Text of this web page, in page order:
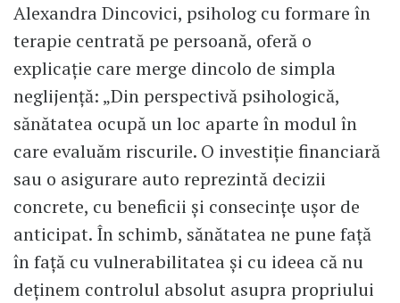
Alexandra Dincovici, psiholog cu formare în
terapie centrată pe persoană, oferă o
explicație care merge dincolo de simpla
neglijență: „Din perspectivă psihologică,
sănătatea ocupă un loc aparte în modul în
care evaluăm riscurile. O investiție financiară
sau o asigurare auto reprezintă decizii
concrete, cu beneficii și consecințe ușor de
anticipat. În schimb, sănătatea ne pune față
în față cu vulnerabilitatea și cu ideea că nu
deținem controlul absolut asupra propriului